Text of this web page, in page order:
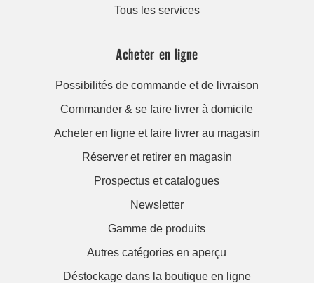
Tous les services
Acheter en ligne
Possibilités de commande et de livraison
Commander & se faire livrer à domicile
Acheter en ligne et faire livrer au magasin
Réserver et retirer en magasin
Prospectus et catalogues
Newsletter
Gamme de produits
Autres catégories en aperçu
Déstockage dans la boutique en ligne